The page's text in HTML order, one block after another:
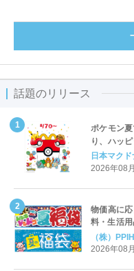
話題のリリース
ポケモン
り、ハッ
定登場
日本マク
2026年08
物価高に
料・生活
「夏福袋
（株）PPIH
2026年08